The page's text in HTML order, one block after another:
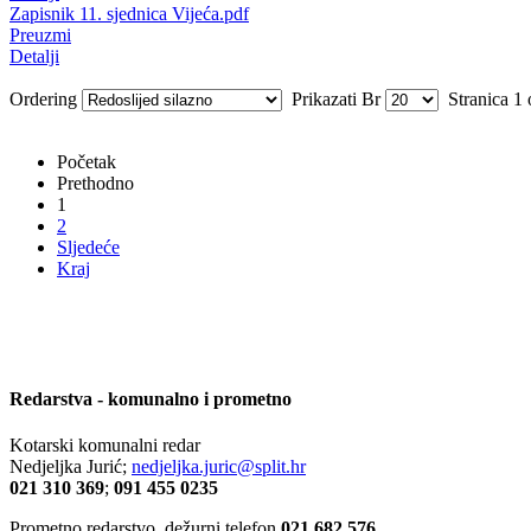
Zapisnik 11. sjednica Vijeća.pdf
Preuzmi
Detalji
Ordering Prikazati Br Stranica 1
Početak
Prethodno
1
2
Sljedeće
Kraj
Redarstva - komunalno i prometno
Kotarski komunalni redar
Nedjeljka Jurić; nedjeljka.juric@split.hr
021 310 369; 091 455 0235